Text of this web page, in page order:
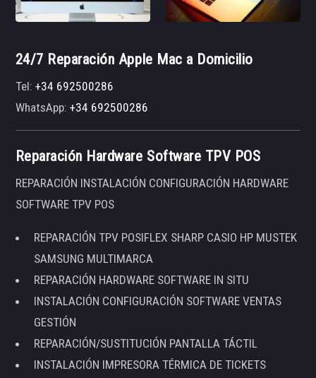
24/7 Reparación Apple Mac a Domicilio
Tel:+34 692500286
WhatsApp:+34 692500286
Reparación Hardware Software TPV POS
REPARACIÓN INSTALACIÓN CONFIGURACIÓN HARDWARE
SOFTWARE TPV POS
REPARACIÓN TPV POSIFLEX SHARP CASIO HP MUSTEK
SAMSUNG MULTIMARCA
REPARACIÓN HARDWARE SOFTWARE IN SITU
INSTALACIÓN CONFIGURACIÓN SOFTWARE VENTAS
GESTIÓN
REPARACIÓN/SUSTITUCIÓN PANTALLA TÁCTIL
INSTALACIÓN IMPRESORA TÉRMICA DE TICKETS